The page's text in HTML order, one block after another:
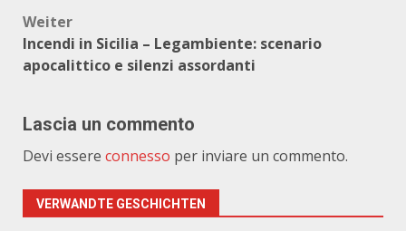
Weiter
Incendi in Sicilia – Legambiente: scenario
apocalittico e silenzi assordanti
Lascia un commento
Devi essere connesso per inviare un commento.
VERWANDTE GESCHICHTEN